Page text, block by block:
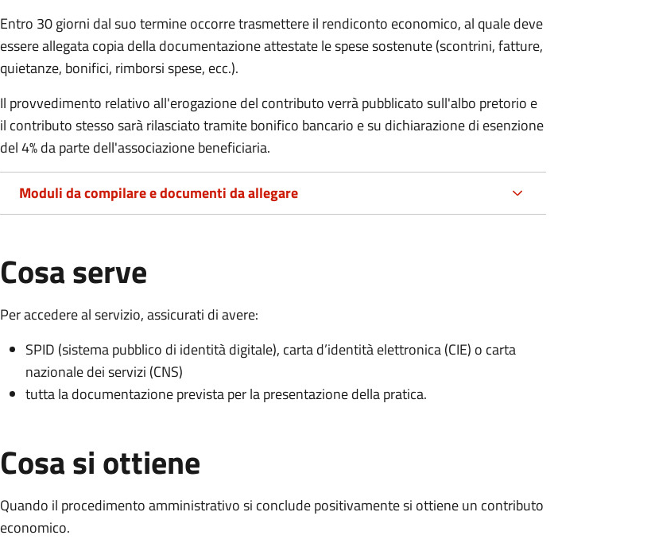
Entro 30 giorni dal suo termine occorre trasmettere il rendiconto economico, al quale deve
essere allegata copia della documentazione attestate le spese sostenute (scontrini, fatture,
quietanze, bonifici, rimborsi spese, ecc.).
Il provvedimento relativo all'erogazione del contributo verrà pubblicatosull'albo pretorio e
il contributo stesso sarà rilasciato tramite bonifico bancario e su dichiarazione di esenzione
del 4% da parte dell'associazione beneficiaria.
Moduli da compilare e documenti da allegare
Cosa serve
Per accedere al servizio, assicurati di avere:
SPID (sistema pubblico di identità digitale), carta d’identità elettronica (CIE) o carta
nazionale dei servizi (CNS)
tutta la documentazione prevista per la presentazione della pratica.
Cosa si ottiene
Quando il procedimento amministrativo si conclude positivamente si ottiene un contributo
economico.